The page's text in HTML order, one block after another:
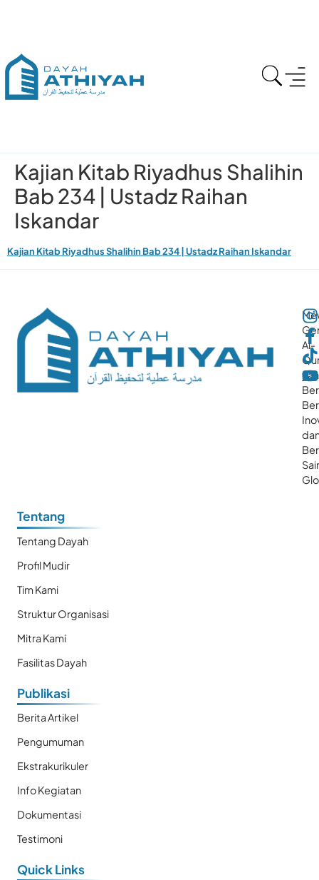
Kajian Kitab Riyadhus Shalihin
Bab 234 | Ustadz Raihan
Iskandar
Kajian Kitab Riyadhus Shalihin Bab 234 | Ustadz Raihan Iskandar
Al-
Tentang
Tentang Dayah
Profil Mudir
Tim Kami
Struktur Organisasi
Mitra Kami
Fasilitas Dayah
Publikasi
Berita Artikel
Pengumuman
Ekstrakurikuler
Info Kegiatan
Dokumentasi
Testimoni
Quick Links